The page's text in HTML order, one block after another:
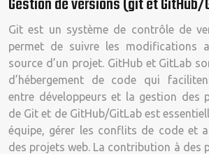
Git est un système de contrôle de
permet de suivre les modifications
source d’un projet. GitHub et GitLab
d’hébergement de code qui
entre développeurs et la gestion des
de Git et de GitHub/GitLab est
équipe, gérer les conflits de code et
des projets web. La contribution à des